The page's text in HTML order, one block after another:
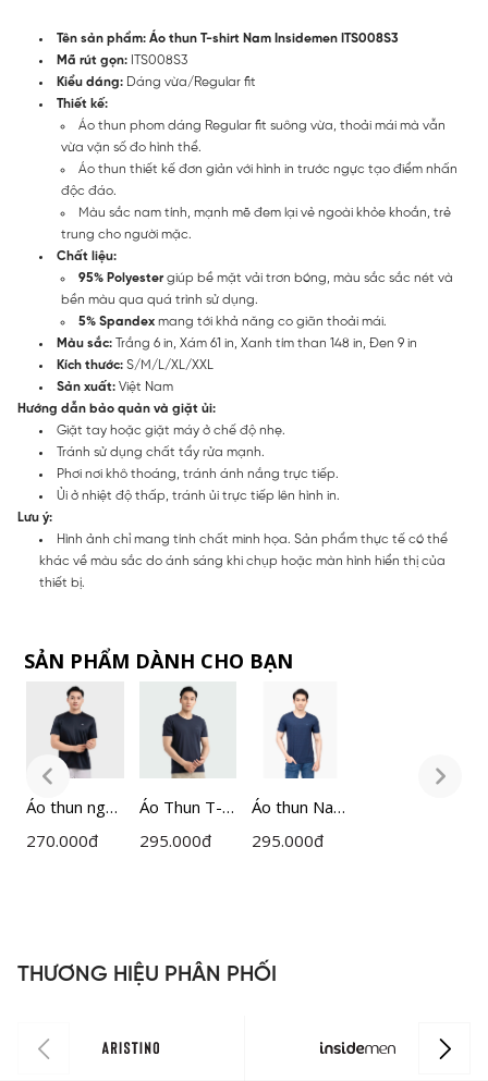
Tên sản phẩm: Áo thun T-shirt Nam Insidemen ITS008S3
Mã rút gọn: ITS008S3
Kiểu dáng: Dáng vừa/Regular fit
Thiết kế:
Áo thun phom dáng Regular fit suông vừa, thoải mái mà vẫn
vừa vặn số đo hình thể.
Áo thun thiết kế đơn giản với hình in trước ngực tạo điểm nhấn
độc đáo.
Màu sắc nam tính, mạnh mẽ đem lại vẻ ngoài khỏe khoắn, trẻ
trung cho người mặc.
Chất liệu:
95% Polyester giúp bề mặt vải trơn bóng, màu sắc sắc nét và
bền màu qua quá trình sử dụng.
5% Spandex mang tới khả năng co giãn thoải mái.
Màu sắc: Trắng 6 in, Xám 61 in, Xanh tím than 148 in, Đen 9 in
Kích thước: S/M/L/XL/XXL
Sản xuất: Việt Nam
Hướng dẫn bảo quản và giặt ủi:
Giặt tay hoặc giặt máy ở chế độ nhẹ.
Tránh sử dụng chất tẩy rửa mạnh.
Phơi nơi khô thoáng, tránh ánh nắng trực tiếp.
Ủi ở nhiệt độ thấp, tránh ủi trực tiếp lên hình in.
Lưu ý:
Hình ảnh chỉ mang tính chất minh họa. Sản phẩm thực tế có thể
khác về màu sắc do ánh sáng khi chụp hoặc màn hình hiển thị của
thiết bị.
SẢN PHẨM DÀNH CHO BẠN
Áo thun ngắn
tay nam
270.000đ
Áo Thun T-
shirt Nam
295.000đ
Áo thun Nam
Insidemen
295.000đ
THƯƠNG HIỆU PHÂN PHỐI